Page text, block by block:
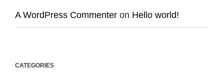
A WordPress Commenter on Hello world!
CATEGORIES